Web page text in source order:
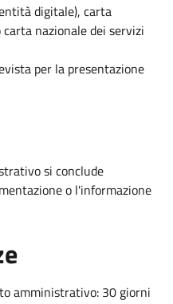
digitale), carta
nazionale dei servizi
per la presentazione
si conclude
o l'informazione
amministrativo: 30 giorni